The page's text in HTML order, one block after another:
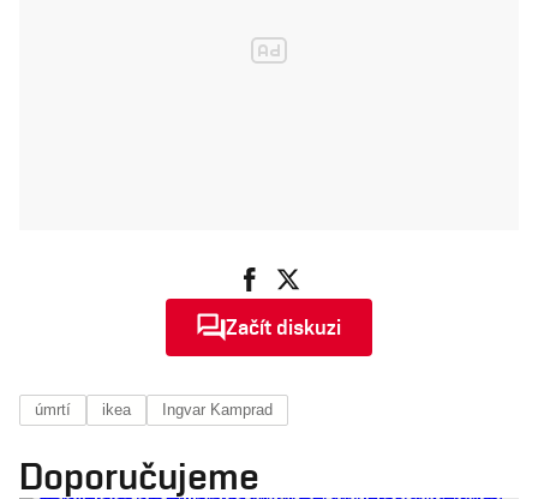
Začít diskuzi
úmrtí ikea Ingvar Kamprad
Doporučujeme